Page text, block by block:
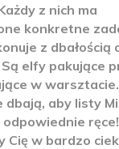
z nich ma
konkretne
z dbałością
Są elfy pakujące
w
dbają, aby listy
Cię w bardzo